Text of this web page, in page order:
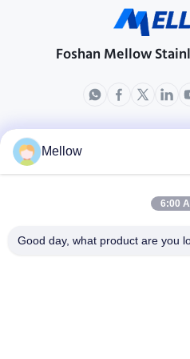
minimizing energy loss, reducing
Foshan Mellow
produitsMellow
6:00
Good day, what product are you